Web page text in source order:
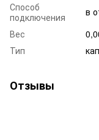
Способ
подключения
в
Вес
Тип
Отзывы